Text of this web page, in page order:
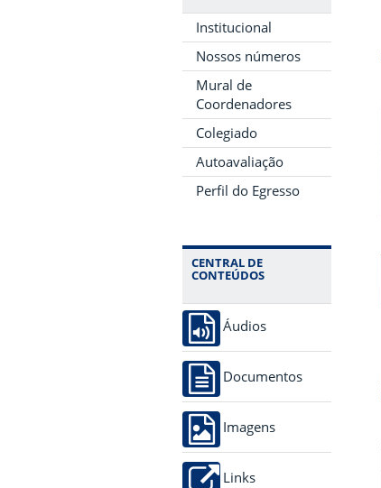
Institucional
Nossos números
Mural de
Coordenadores
Colegiado
Autoavaliação
Perfil do Egresso
CENTRAL DE
CONTEÚDOS
Áudios
Documentos
Imagens
Links